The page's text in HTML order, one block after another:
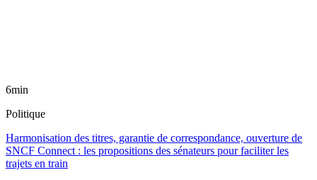
6min
Politique
Harmonisation des titres, garantie de correspondance, ouverture de
SNCF Connect : les propositions des sénateurs pour faciliter les
trajets en train